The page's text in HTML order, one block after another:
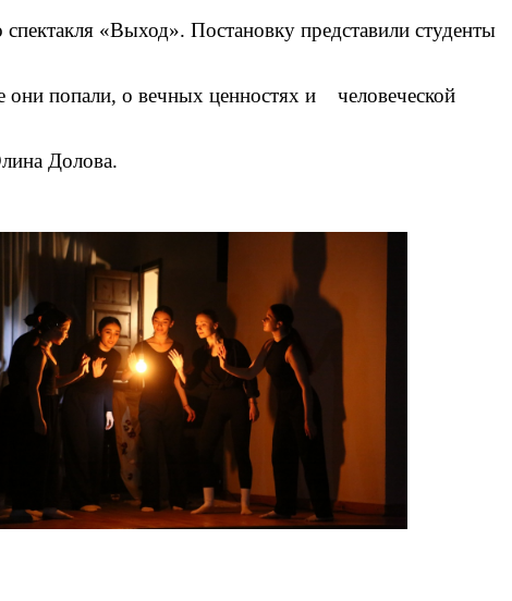
«Выход». Постановку представили студенты
они попали, о вечных ценностях и человеческой
Долова.